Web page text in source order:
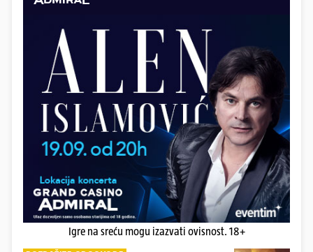
Igre na sreću mogu izazvati ovisnost. 18+